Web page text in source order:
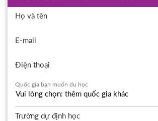
Họ và tên
E-mail
Điện thoại
Quốc gia bạn muốn du học
Trường dự định học